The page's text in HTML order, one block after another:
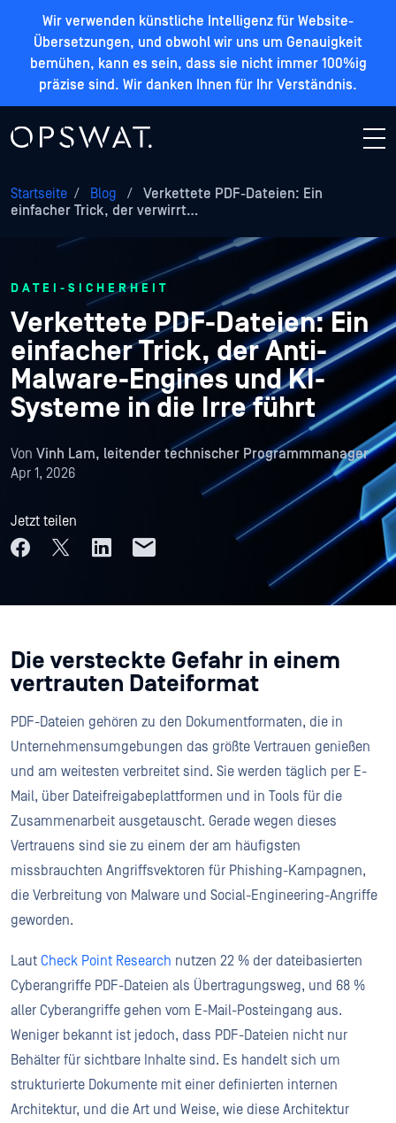
Wir verwenden künstliche Intelligenz für Website-
Übersetzungen, und obwohl wir uns um Genauigkeit
bemühen, kann es sein, dass sie nicht immer 100%ig
präzise sind. Wir danken Ihnen für Ihr Verständnis.
Startseite / Blog /
Verkettete PDF-Dateien: Ein
einfacher Trick, der verwirrt…
DATEI-SICHERHEIT
Verkettete PDF-Dateien: Ein
einfacher Trick, der Anti-
Malware-Engines und KI-
Systeme in die Irre führt
Von Vinh Lam, leitender technischer Programmmanager
Apr 1, 2026
Jetzt teilen
Die versteckte Gefahr in einem
vertrauten Dateiformat
PDF-Dateien gehören zu den Dokumentformaten, die in
Unternehmensumgebungen das größte Vertrauen genießen
und am weitesten verbreitet sind. Sie werden täglich per E-
Mail, über Dateifreigabeplattformen und in Tools für die
Zusammenarbeit ausgetauscht. Gerade wegen dieses
Vertrauens sind sie zu einem der am häufigsten
missbrauchten Angriffsvektoren für Phishing-Kampagnen,
die Verbreitung von Malware und Social-Engineering-Angriffe
geworden.
Laut Check Point Research nutzen 22 % der dateibasierten
Cyberangriffe PDF-Dateien als Übertragungsweg, und 68 %
aller Cyberangriffe gehen vom E-Mail-Posteingang aus.
Weniger bekannt ist jedoch, dass PDF-Dateien nicht nur
Behälter für sichtbare Inhalte sind. Es handelt sich um
strukturierte Dokumente mit einer definierten internen
Architektur, und die Art und Weise, wie diese Architektur